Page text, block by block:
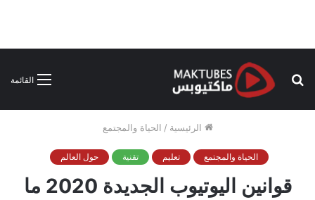
القائمة
بحث
الرئيسية / الحياة والمجتمع
الحياة والمجتمع تعليم تقنية حول العالم
قوانين اليوتيوب الجديدة 2020 ما